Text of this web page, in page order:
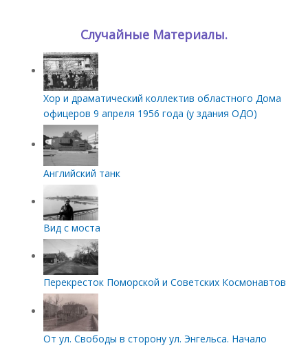
Случайные Материалы.
Хор и драматический коллектив областного Дома
офицеров 9 апреля 1956 года (у здания ОДО)
Английский танк
Вид с моста
Перекресток Поморской и Советских Космонавтов
От ул. Свободы в сторону ул. Энгельса. Начало